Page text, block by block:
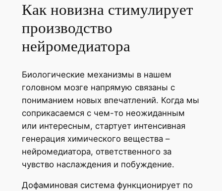
Как новизна стимулирует
производство
нейромедиатора
Биологические механизмы в нашем
головном мозге напрямую связаны с
пониманием новых впечатлений. Когда мы
соприкасаемся с чем-то неожиданным
или интересным, стартует интенсивная
генерация химического вещества –
нейромедиатора, ответственного за
чувство наслаждения и побуждение.
Дофаминовая система функционирует по